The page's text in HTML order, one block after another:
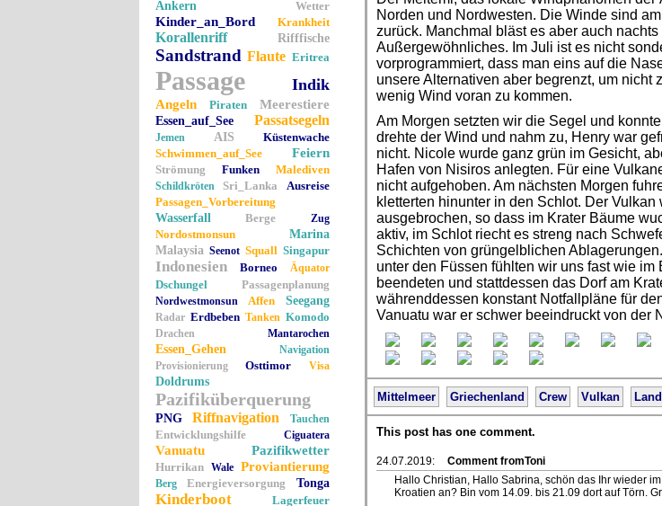
Ankern
Wetter
Kinder_an_Bord Krankheit
Korallenriff Rifffische
Sandstrand Flaute Eritrea
Passage Indik
Angeln Piraten Meerestiere
Essen_auf_See Passatsegeln
Jemen AIS
Küstenwache
Schwimmen_auf_See
Feiern
Strömung Funken Malediven
Schildkröten Sri_Lanka
Ausreise
Passagen_Vorbereitung
Wasserfall
Berge Zug
Nordostmonsun
Marina
Malaysia Seenot Squall Singapur
Indonesien Borneo Äquator
Dschungel Passagenplanung
Nordwestmonsun Affen Seegang
Radar Erdbeben Tanken Komodo
Drachen Mantarochen
Essen_Gehen
Navigation
Provisionierung
Osttimor Visa
Doldrums
Pazifiküberquerung
PNG Riffnavigation Tauchen
Entwicklungshilfe Ciguatera
Vanuatu Pazifikwetter
Hurrikan Wale Proviantierung
Berg Energieversorgung Tonga
Kinderboot Lagerfeuer
Norden und Nordwesten. Die Winde sind
zurück. Manchmal bläst es aber auch
Außergewöhnliches. Im Juli ist es nicht
vorprogrammiert, dass man eins auf die
unsere Alternativen aber begrenzt, um nicht
wenig Wind voran zu kommen.
Am Morgen setzten wir die Segel und
drehte der Wind und nahm zu, Henry war
nicht. Nicole wurde ganz grün im Gesicht,
Hafen von Nisiros anlegten. Für eine
nicht aufgehoben. Am nächsten Morgen
kletterten hinunter in den Schlot. Der
ausgebrochen, so dass im Krater Bäume
aktiv, im Schlot riecht es streng nach
Schichten von grüngelblichen
unter den Füssen fühlten wir uns fast wie
beendeten und stattdessen das Dorf am
währenddessen konstant Notfallpläne für
Vanuatu war er schwer beeindruckt von der
Mittelmeer Griechenland Crew Vulkan
This post has one comment.
24.07.2019:
Comment fromToni
Hallo Christian, Hallo Sabrina, schön das Ihr wieder
Kroatien an? Bin vom 14.09. bis 21.09 dort auf Törn.